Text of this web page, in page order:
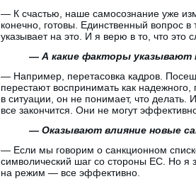
— К счастью, наше самосознание уже
конечно, готовы. Единственный вопрос
указывает на это. И я верю в то, что это
— А какие факторы указывают
— Например, перетасовка кадров.
перестают воспринимать как надежного,
в ситуации, он не понимает, что делать.
все закончится. Они не могут
— Оказывают влияние новые
— Если мы говорим о санкционном
символический шаг со стороны ЕС. Но я
на режим — все эффективно.